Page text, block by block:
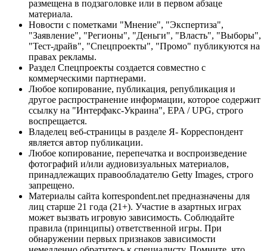
размещена в подзаголовке или в первом абзаце
материала.
Новости с пометками "Мнение", "Экспертиза",
"Заявление", "Регионы", "Деньги", "Власть", "Выборы",
"Тест-драйв", "Спецпроекты", "Промо" публикуются на
правах рекламы.
Раздел Спецпроекты создается совместно с
коммерческими партнерами.
Любое копирование, публикация, републикация и
другое распространение информации, которое содержит
ссылку на "Интерфакс-Украина", EPA / UPG, строго
воспрещается.
Владелец веб-страницы в разделе Я- Корреспондент
является автор публикации.
Любое копирование, перепечатка и воспроизведение
фотографий и/или аудиовизуальных материалов,
принадлежащих правообладателю Getty Images, строго
запрещено.
Материалы сайта korrespondent.net предназначены для
лиц старше 21 года (21+). Участие в азартных играх
может вызвать игровую зависимость. Соблюдайте
правила (принципы) ответственной игры. При
обнаружении первых признаков зависимости